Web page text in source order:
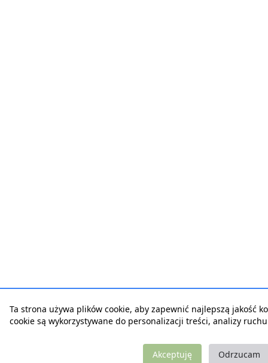
Ta strona używa plików cookie, aby zapewnić najlepszą jakość
cookie są wykorzystywane do personalizacji treści, analizy
Akceptuję Odrzucam